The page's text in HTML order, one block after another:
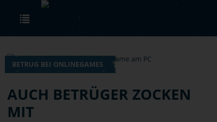
Skip to main content
BETRUG BEI ONLINEGAMES
AUCH BETRÜGER ZOCKEN
MIT